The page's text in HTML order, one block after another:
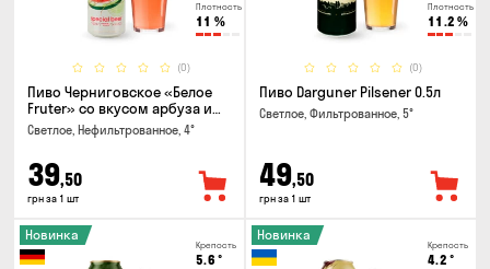
Плотность
11 %
(0)
Пиво Черниговское «Белое
Fruter» со вкусом арбуза и
мяты 0.5л
Светлое, Нефильтрованное, 4°
39,50
грн за 1 шт
Плотность
11.2 %
(0)
Пиво Darguner Pilsener 0.5л
Светлое, Фильтрованное, 5°
49,50
грн за 1 шт
Крепость
5.6 °
Новинка
Крепость
4.2 °
Новинка